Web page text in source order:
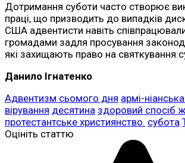
Дотримання суботи часто створює
праці, що призводить до випадків
США адвентисти навіть
громадами задля просування
які захищають право на святкування
Данило Ігнатенко
Адвентизм сьомого дня армі-
вірування десятина здоровий спосіб
протестантське християнство. субота
Оцініть статтю